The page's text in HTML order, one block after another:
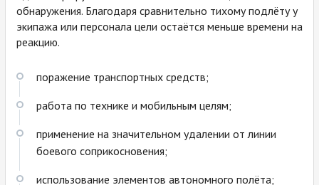
обнаружения. Благодаря сравнительно тихому подлёту у
экипажа или персонала цели остаётся меньше времени на
реакцию.
поражение транспортных средств;
работа по технике и мобильным целям;
применение на значительном удалении от линии
боевого соприкосновения;
использование элементов автономного полёта;